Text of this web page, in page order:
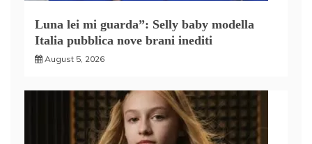
Luna lei mi guarda”: Selly baby modella
Italia pubblica nove brani inediti
August 5, 2026